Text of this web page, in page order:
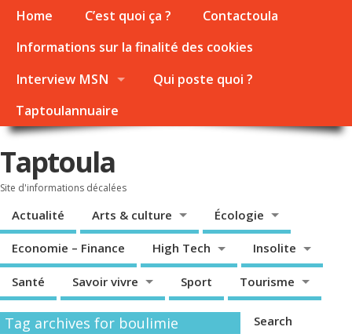
Home C’est quoi ça ?
Contactoula
Informations sur la finalité des cookies
Interview MSN
Qui poste quoi ?
Taptoulannuaire
Taptoula
Site d'informations décalées
Actualité Arts & culture Écologie
Economie – Finance High Tech Insolite
Santé Savoir vivre Sport Tourisme
Tag archives for boulimie Search